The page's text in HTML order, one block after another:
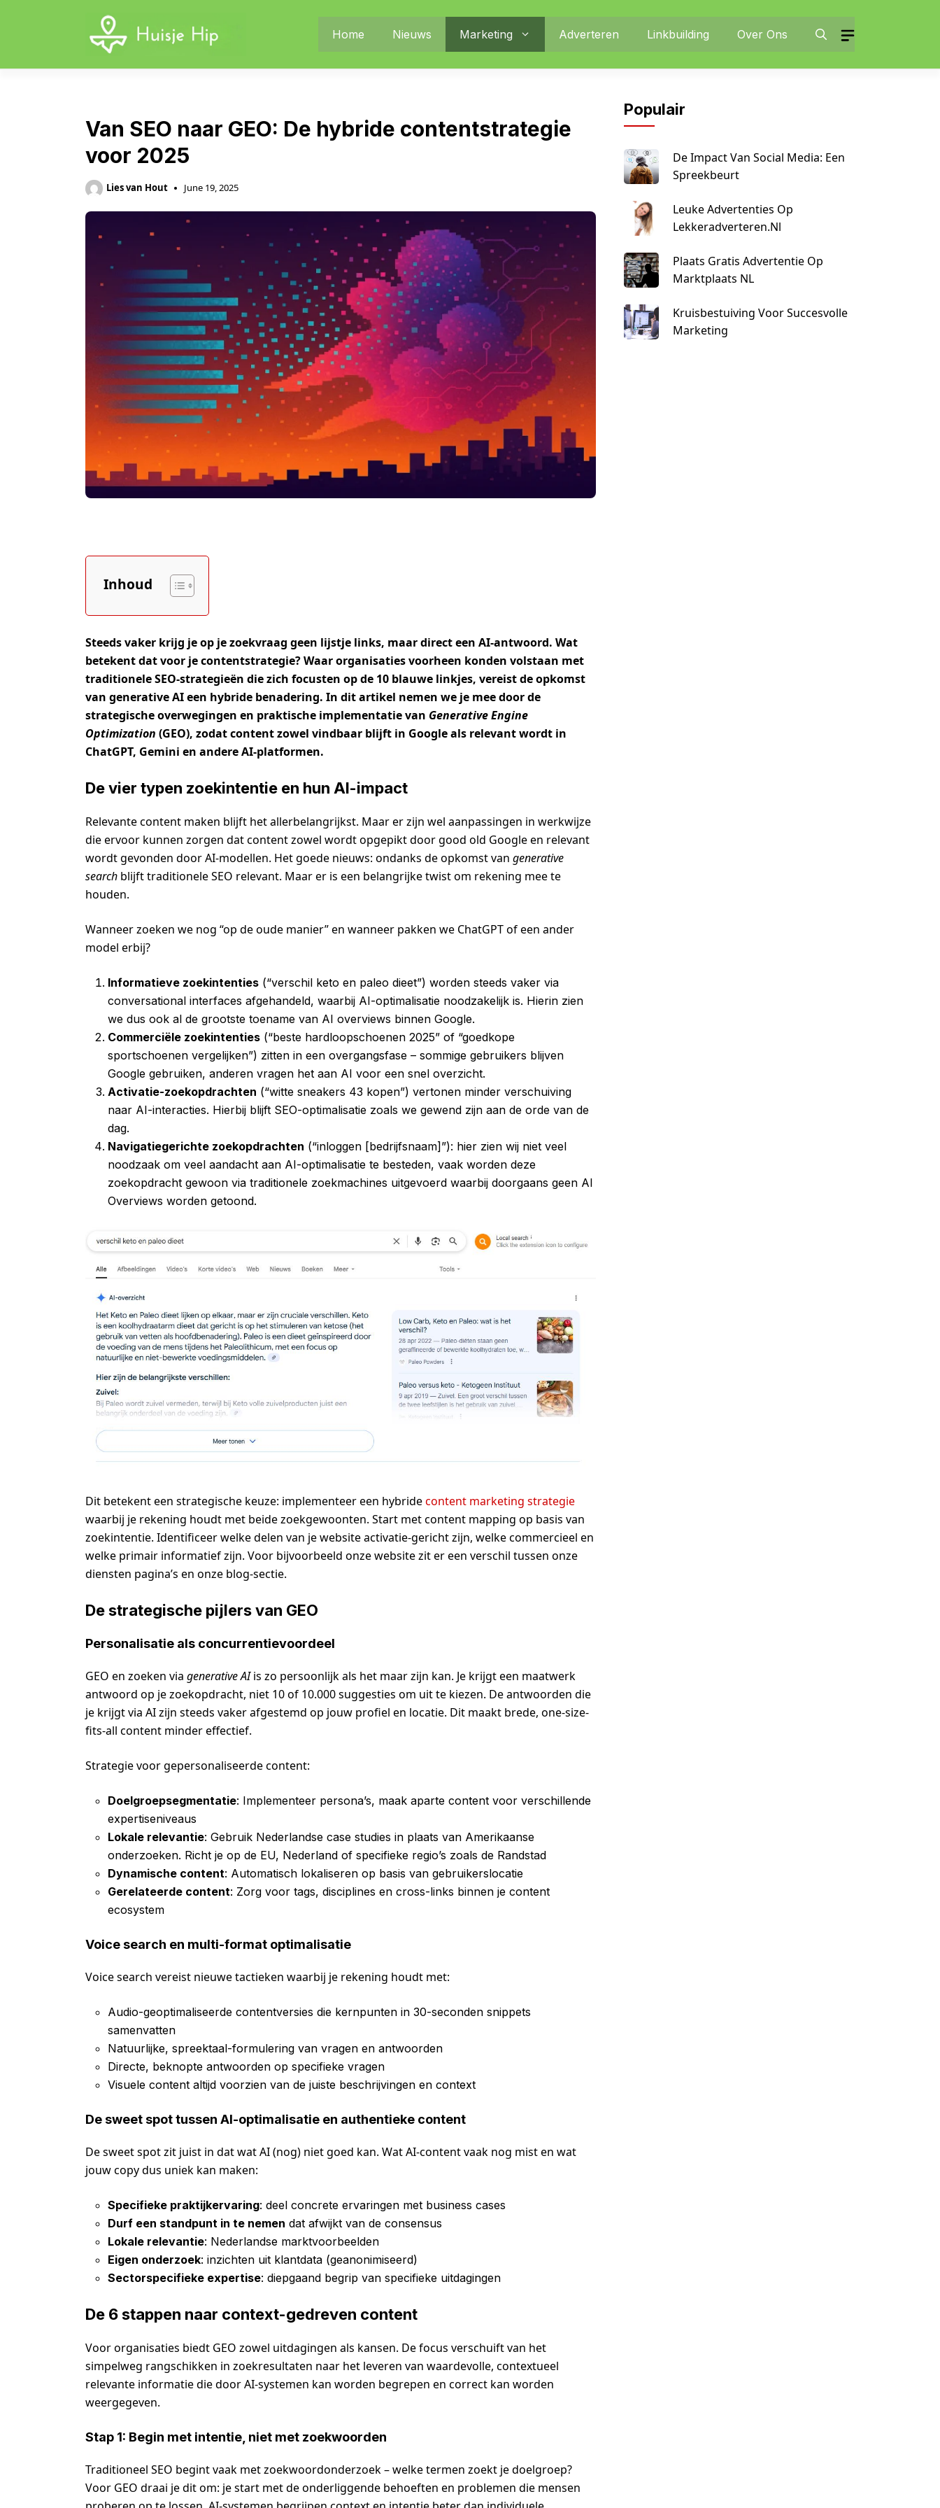
Home Nieuws Marketing Adverteren Linkbuilding Over Ons
Van SEO naar GEO: De hybride contentstrategie
voor 2025
Lies van Hout June 19, 2025
Inhoud
Steeds vaker krijg je op je zoekvraag geen lijstje links, maar direct een AI-antwoord. Wat
betekent dat voor je contentstrategie? Waar organisaties voorheen konden volstaan met
traditionele SEO-strategieën die zich focusten op de 10 blauwe linkjes, vereist de opkomst
van generative AI een hybride benadering. In dit artikel nemen we je mee door de
strategische overwegingen en praktische implementatie van Generative Engine
Optimization (GEO), zodat content zowel vindbaar blijft in Google als relevant wordt in
ChatGPT, Gemini en andere AI-platformen.
De vier typen zoekintentie en hun AI-impact
Relevante content maken blijft het allerbelangrijkst. Maar er zijn wel aanpassingen in werkwijze
die ervoor kunnen zorgen dat content zowel wordt opgepikt door good old Google en relevant
wordt gevonden door AI-modellen. Het goede nieuws: ondanks de opkomst van generative
search blijft traditionele SEO relevant. Maar er is een belangrijke twist om rekening mee te
houden.
Wanneer zoeken we nog “op de oude manier” en wanneer pakken we ChatGPT of een ander
model erbij?
Informatieve zoekintenties (“verschil keto en paleo dieet”) worden steeds vaker via
conversational interfaces afgehandeld, waarbij AI-optimalisatie noodzakelijk is. Hierin zien
we dus ook al de grootste toename van AI overviews binnen Google.
Commerciële zoekintenties (“beste hardloopschoenen 2025” of “goedkope
sportschoenen vergelijken”) zitten in een overgangsfase – sommige gebruikers blijven
Google gebruiken, anderen vragen het aan AI voor een snel overzicht.
Activatie-zoekopdrachten (“witte sneakers 43 kopen”) vertonen minder verschuiving
naar AI-interacties. Hierbij blijft SEO-optimalisatie zoals we gewend zijn aan de orde van de
dag.
Navigatiegerichte zoekopdrachten (“inloggen [bedrijfsnaam]”): hier zien wij niet veel
noodzaak om veel aandacht aan AI-optimalisatie te besteden, vaak worden deze
zoekopdracht gewoon via traditionele zoekmachines uitgevoerd waarbij doorgaans geen AI
Overviews worden getoond.
Dit betekent een strategische keuze: implementeer een hybridecontent marketing strategie
waarbij je rekening houdt met beide zoekgewoonten. Start met content mapping op basis van
zoekintentie. Identificeer welke delen van je website activatie-gericht zijn, welke commercieel en
welke primair informatief zijn. Voor bijvoorbeeld onze website zit er een verschil tussen onze
diensten pagina’s en onze blog-sectie.
De strategische pijlers van GEO
Personalisatie als concurrentievoordeel
GEO en zoeken via generative AIis zo persoonlijk als het maar zijn kan. Je krijgt een maatwerk
antwoord op je zoekopdracht, niet 10 of 10.000 suggesties om uit te kiezen. De antwoorden die
je krijgt via AI zijn steeds vaker afgestemd op jouw profiel en locatie. Dit maakt brede, one-size-
fits-all content minder effectief.
Strategie voor gepersonaliseerde content:
Doelgroepsegmentatie: Implementeer persona’s, maak aparte content voor verschillende
expertiseniveaus
Lokale relevantie: Gebruik Nederlandse case studies in plaats van Amerikaanse
onderzoeken. Richt je op de EU, Nederland of specifieke regio’s zoals de Randstad
Dynamische content: Automatisch lokaliseren op basis van gebruikerslocatie
Gerelateerde content: Zorg voor tags, disciplines en cross-links binnen je content
ecosystem
Voice search en multi-format optimalisatie
Voice search vereist nieuwe tactieken waarbij je rekening houdt met:
Audio-geoptimaliseerde contentversies die kernpunten in 30-seconden snippets
samenvatten
Natuurlijke, spreektaal-formulering van vragen en antwoorden
Directe, beknopte antwoorden op specifieke vragen
Visuele content altijd voorzien van de juiste beschrijvingen en context
De sweet spot tussen AI-optimalisatie en authentieke content
De sweet spot zit juist in dat wat AI (nog) niet goed kan. Wat AI-content vaak nog mist en wat
jouw copy dus uniek kan maken:
Specifieke praktijkervaring: deel concrete ervaringen met business cases
Durf een standpunt in te nemen dat afwijkt van de consensus
Lokale relevantie: Nederlandse marktvoorbeelden
Eigen onderzoek: inzichten uit klantdata (geanonimiseerd)
Sectorspecifieke expertise: diepgaand begrip van specifieke uitdagingen
De 6 stappen naar context-gedreven content
Voor organisaties biedt GEO zowel uitdagingen als kansen. De focus verschuift van het
simpelweg rangschikken in zoekresultaten naar het leveren van waardevolle, contextueel
relevante informatie die door AI-systemen kan worden begrepen en correct kan worden
weergegeven.
Stap 1: Begin met intentie, niet met zoekwoorden
Traditioneel SEO begint vaak met zoekwoordonderzoek – welke termen zoekt je doelgroep?
Voor GEO draai je dit om: je start met de onderliggende behoeften en problemen die mensen
Populair
De Impact Van Social Media: Een
Spreekbeurt
Leuke Advertenties Op
Lekkeradverteren.nl
Plaats Gratis Advertentie Op
Marktplaats NL
Kruisbestuiving Voor Succesvolle
Marketing